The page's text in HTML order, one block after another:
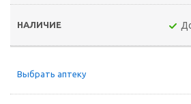
Выбрать аптеку